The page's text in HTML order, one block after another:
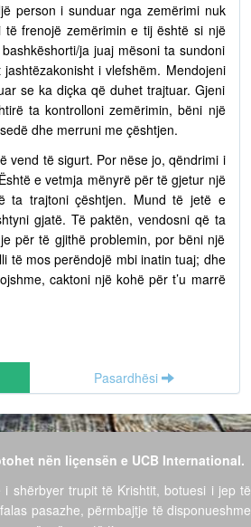
person i sunduar nga zemërimi nuk
frenojë zemërimin e tij është si një
ja juaj mësoni ta sundoni
i vlefshëm. Mendojeni
se ka diçka që duhet trajtuar. Gjeni
ta kontrolloni zemërimin, bëni një
dhe merruni me çështjen.
vend të sigurt. Por nëse jo, qëndrimi i
e vetmja mënyrë për të gjetur një
ta trajtoni çështjen. Mund të jetë e
gjatë. Të paktën, vendosni që ta
për të gjithë problemin, por bëni një
të mos perëndojë mbi inatin tuaj; dhe
caktoni një kohë për t’u marrë
Pasardhësi
nën liçensën e UCB International.
shërbyer trupit të Krishtit, botuesi i jep të
pasazhe, përmbajtje të disponueshme